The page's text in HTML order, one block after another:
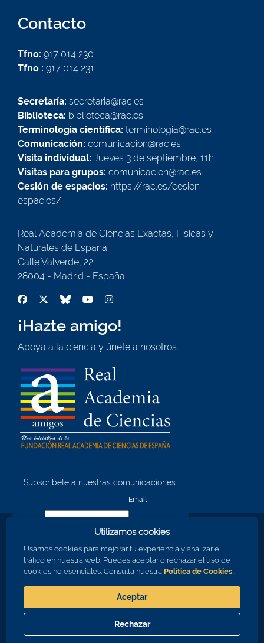
Contacto
Tfno: 917 014 230
Tfno : 917 014 231
Secretaría: secretaria@rac.es
Biblioteca: biblioteca@rac.es
Terminología científica: terminologia@rac.es
Comunicación: comunicacion@rac.es
Visita individual: Jueves 3 de septiembre, 11h
Visitas para grupos: comunicacion@rac.es
Cesión de espacios: https://rac.es/cesion-
espacios/
Real Academia de Ciencias Exactas, Físicas y
Naturales de España
Calle Valverde, 22
28004 - Madrid - España
¡Hazte amigo!
Apoya a la ciencia y únete a nosotros.
Subscríbete a nuestras comunicaciones.
Email
Nombre
Apellidos
Consiento en recibir comunicaciones sobre los eventos de la RAC
Aceptar Cerrar
Utilizamos cookies
Usamos cookies para mejorar tu experiencia y analizar el
tráfico en nuestra web. Puedes aceptar o rechazar el uso de
cookies no esenciales. Consulta nuestra Política de Cookies .
Aceptar
Rechazar